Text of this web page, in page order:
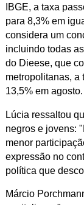
IBGE, a taxa
para 8,3% em
considera um
incluindo todas
do Dieese, que
metropolitanas, a
13,5% em agosto.
Lúcia ressaltou
negros e jovens:
menor
expressão no
política que
Márcio